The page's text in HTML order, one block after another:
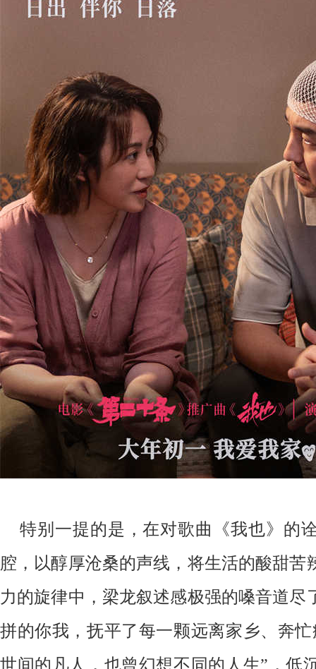
特别一提的是，在对歌曲《我也》的
腔，以醇厚沧桑的声线，将生活的酸甜苦
力的旋律中，梁龙叙述感极强的嗓音道尽
拼的你我，抚平了每一颗远离家乡、奔
世间的凡人，也曾幻想不同的人生”，低